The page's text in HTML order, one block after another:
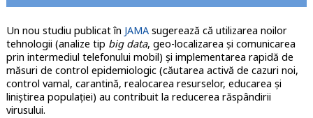
Un nou studiu publicat în JAMAsugerează că utilizarea noilor
tehnologii (analize tip big data, geo-localizarea și comunicarea
prin intermediul telefonului mobil) și implementarea rapidă de
măsuri de control epidemiologic (căutarea activă de cazuri noi,
control vamal, carantină, realocarea resurselor, educarea și
liniștirea populației) au contribuit la reducerea răspândirii
virusului.